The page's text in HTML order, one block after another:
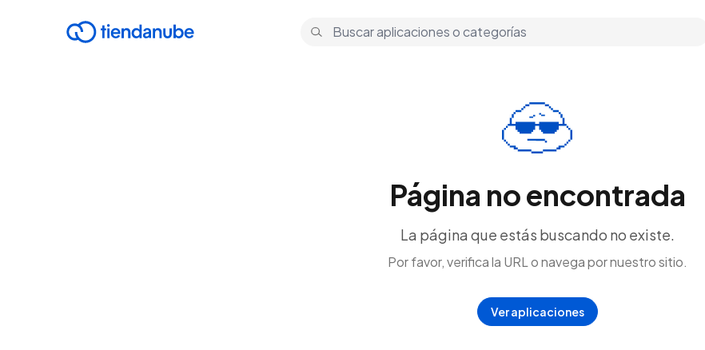
Página no encontrada
La página que estás buscando no existe.
Por favor, verifica la URL o navega por nuestro sitio.
Ver aplicaciones